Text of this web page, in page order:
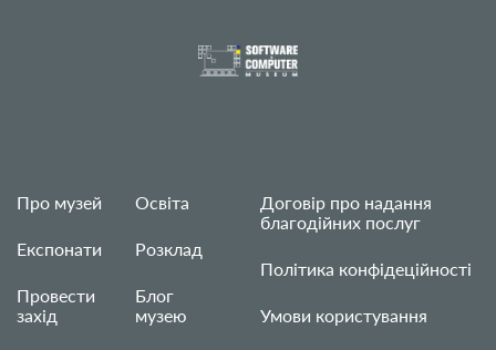
Про музей
Експонати
Провести
захід
Освіта
Розклад
Блог
музею
Договір про надання
благодійних послуг
Політика конфідеційності
Умови користування